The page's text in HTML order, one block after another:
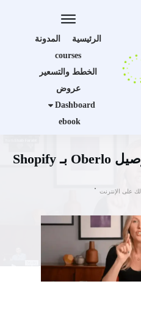
الرئيسية
المدونة
courses
الخطط والتسعير
عروض
Dashboard
ebook